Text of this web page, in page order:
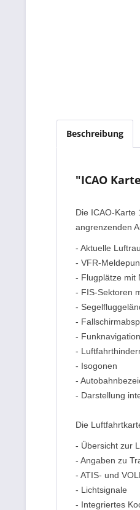
Beschreibung
"ICAO
Die ICAO-Karte
angrenzenden
- Aktuelle
- VFR-
- Flugplätze mit
- FIS-Sektoren
-
-
-
-
- Isogonen
-
- Darstellung
Die
- Übersicht zur
- Angaben zu
- ATIS- und
- Lichtsignale
- Integriertes